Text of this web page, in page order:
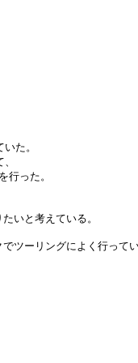
た。
行った。
いと考えている。
ツーリングによく行って